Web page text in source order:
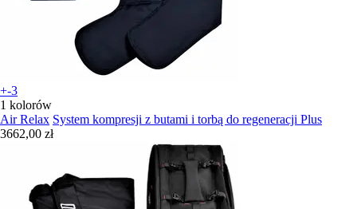
+-3
1 kolorów
Air Relax System kompresji z butami i torbą do regeneracji Plus
3662,00 zł